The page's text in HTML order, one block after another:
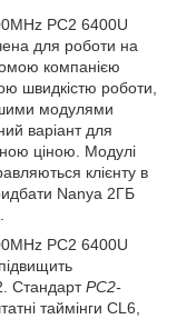
PC2 6400U
для роботи на
компанією
швидкістю роботи,
модулями
варіант для
ціною. Модулі
клієнту в
Nanya 2ГБ
PC2 6400U
СтандартPC2-
таймінги CL6,